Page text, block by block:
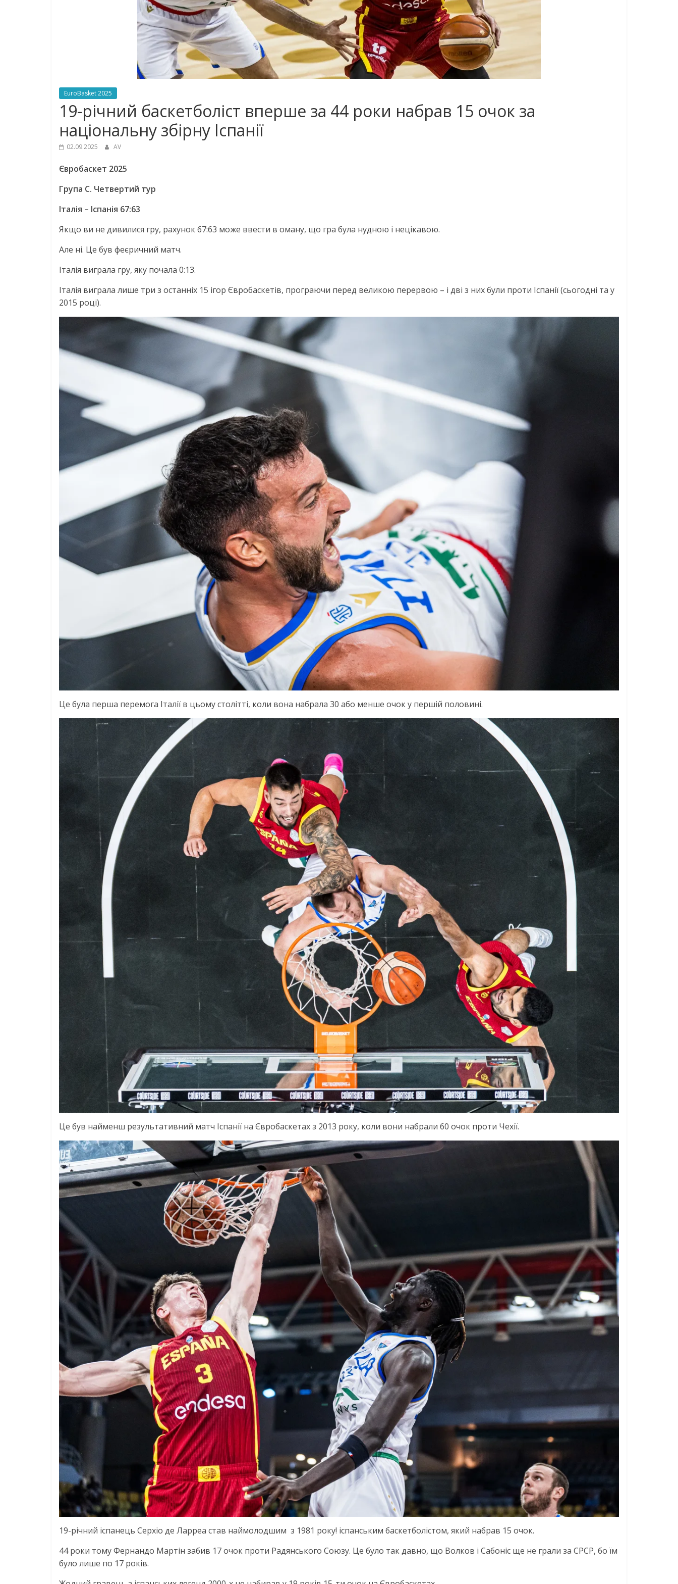
EuroBasket 2025
19-річний баскетболіст вперше за 44 роки набрав 15 очок за
національну збірну Іспанії
02.09.2025 AV
Євробаскет 2025
Група С. Четвертий тур
Італія – Іспанія 67:63
Якщо ви не дивилися гру, рахунок 67:63 може ввести в оману, що гра була нудною і нецікавою.
Але ні. Це був феєричний матч.
Італія виграла гру, яку почала 0:13.
Італія виграла лише три з останніх 15 ігор Євробаскетів, програючи перед великою перервою – і дві з них були проти Іспанії (сьогодні та у
2015 році).
Це була перша перемога Італії в цьому столітті, коли вона набрала 30 або менше очок у першій половині.
Це був найменш результативний матч Іспанії на Євробаскетах з 2013 року, коли вони набрали 60 очок проти Чехії.
19-річний іспанець Серхіо де Ларреа став наймолодшим з 1981 року! іспанським баскетболістом, який набрав 15 очок.
44 роки тому Фернандо Мартін забив 17 очок проти Радянського Союзу. Це було так давно, що Волков і Сабоніс ще не грали за СРСР, бо їм
було лише по 17 років.